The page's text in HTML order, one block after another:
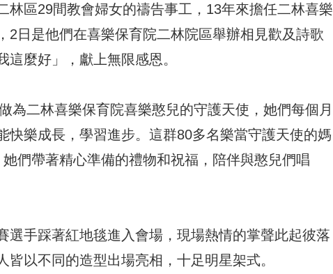
林區29間教會婦女的禱告事工，13年來擔任二林喜樂
2日是他們在喜樂保育院二林院區舉辦相見歡及詩歌
麼好」，獻上無限感恩。
為二林喜樂保育院喜樂憨兒的守護天使，她們每個月
快樂成長，學習進步。這群80多名樂當守護天使的媽
們帶著精心準備的禮物和祝福，陪伴與憨兒們唱
選手踩著紅地毯進入會場，現場熱情的掌聲此起彼落
以不同的造型出場亮相，十足明星架式。